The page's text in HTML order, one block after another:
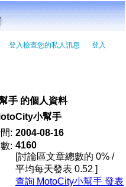
登入檢查您的私人訊息 登入
手 的個人資料
小幫手
: 2004-08-16
: 4160
[討論區文章總數的 0% /
平均每天發表 0.52 ]
查詢 MotoCity小幫手 發表